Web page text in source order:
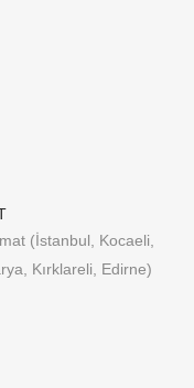
(İstanbul, Kocaeli,
Kırklareli, Edirne)